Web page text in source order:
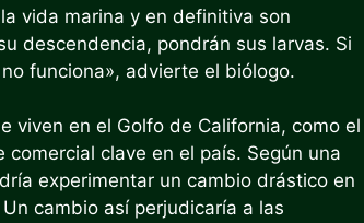
vida marina y en definitiva son
descendencia, pondrán sus larvas. Si
funciona», advierte el biólogo.
viven en el Golfo de California, como el
clave en el país. Según una
experimentar un cambio drástico en
cambio así perjudicaría a las